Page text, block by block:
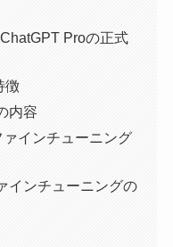
Proの正式
徴
内容
インチューニング
インチューニングの